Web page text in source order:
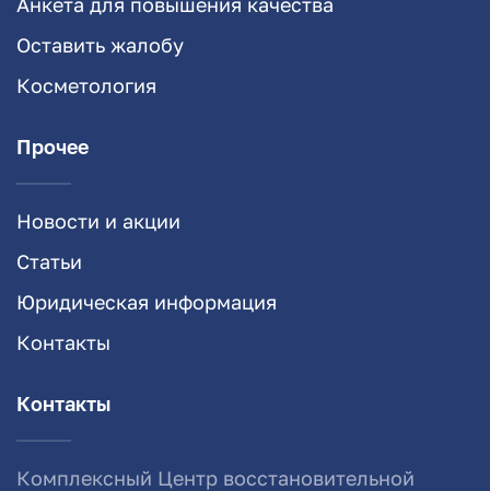
Оставить жалобу
Косметология
Прочее
Новости и акции
Статьи
Юридическая информация
Контакты
Контакты
Комплексный Центр восстановительной